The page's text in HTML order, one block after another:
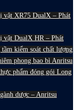
vật XR75 DualX – Phát
vật DualX HR – Phát
kiểm soát chất lượng
phong bao bì Anritsu
phẩm đóng gói Long
dược – Anritsu